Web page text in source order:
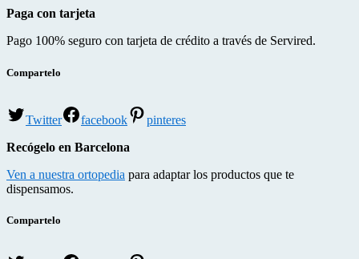
Paga con tarjeta
Pago 100% seguro con tarjeta de crédito a través de Servired.
Compartelo
Twitter facebook
pinteres
Recógelo en Barcelona
Ven a nuestra ortopedia para adaptar los productos que te
dispensamos.
Compartelo